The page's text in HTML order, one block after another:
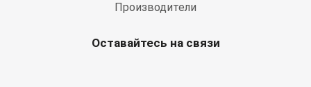
Производители
Оставайтесь на связи